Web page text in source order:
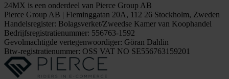
24MX is een onderdeel van Pierce Group AB
Pierce Group AB | Fleminggatan 20A, 112 26 Stockholm, Zweden
Handelsregister: Bolagsverket/Zweedse Kamer van Koophandel
Bedrijfsregistratienummer: 556763-1592
Gevolmachtigde vertegenwoordiger: Göran Dahlin
Btw-registratienummer: OSS VAT NO SE556763159201